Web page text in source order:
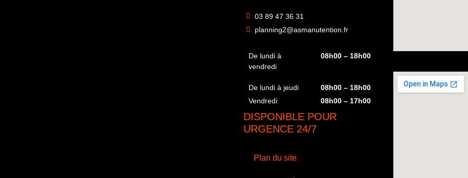
03 89 47 36 31
planning2@asmanutention.fr
De lundi à
vendredi
08h00 – 18h00
De lundi à jeudi
Vendredi
08h00 – 18h00
08h00 – 17h00
DISPONIBLE POUR
URGENCE 24/7
Plan du site